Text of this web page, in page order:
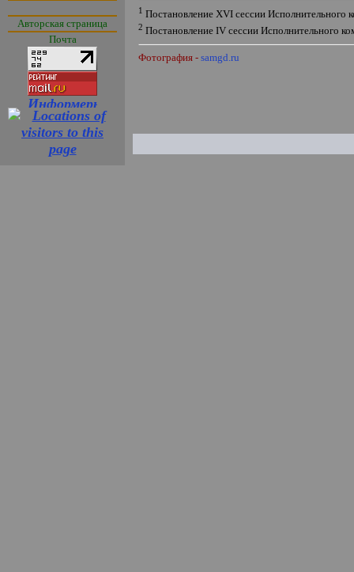
Авторская страница
Почта
1 ПостановлениеXVI сессии Исполнительного
2 ПостановлениеIV сессии Исполнительного
Фотография - samgd.ru